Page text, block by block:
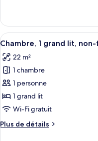
très
grand
lit,
non-
fumeurs
le
type
de
Suite
Exécutive,
très
grand
lit,
non-
fumeurs
Afficher
toutes
les
photos
pour
ce
type
chambre :
6
Chambre, 1 grand lit,
22 m²
1 chambre
1 personne
1 grand lit
Wi-Fi gratuit
Plus de détails
Plus